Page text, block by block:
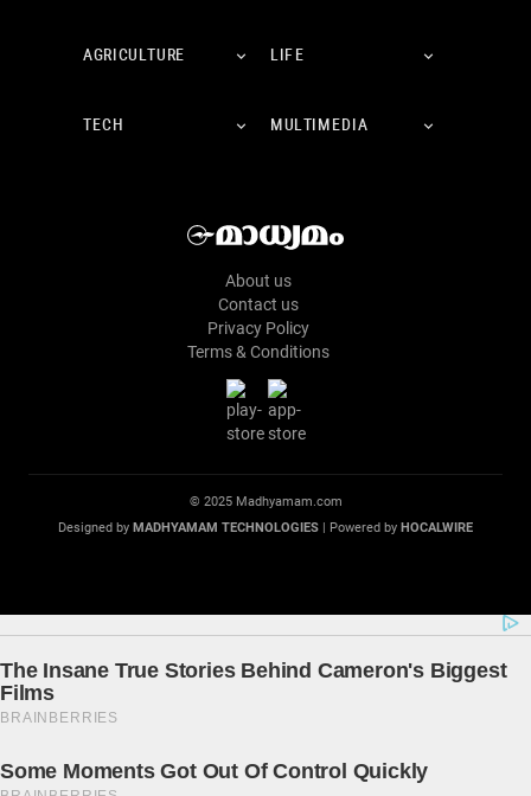
AGRICULTURE LIFE
TECH MULTIMEDIA
About us
Contact us
Privacy Policy
Terms & Conditions
© 2025 Madhyamam.com
Designed by MADHYAMAM TECHNOLOGIES | Powered by HOCALWIRE